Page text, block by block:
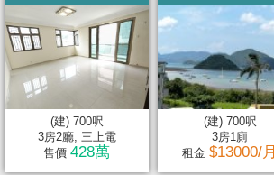
(建) 700呎
3房2廳, 三上電
售價 428萬
(建) 700呎
3房1廁
租金 $13000/月